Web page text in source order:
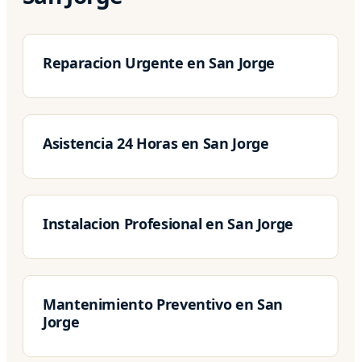
Reparacion Urgente en San Jorge
Asistencia 24 Horas en San Jorge
Instalacion Profesional en San Jorge
Mantenimiento Preventivo en San
Jorge